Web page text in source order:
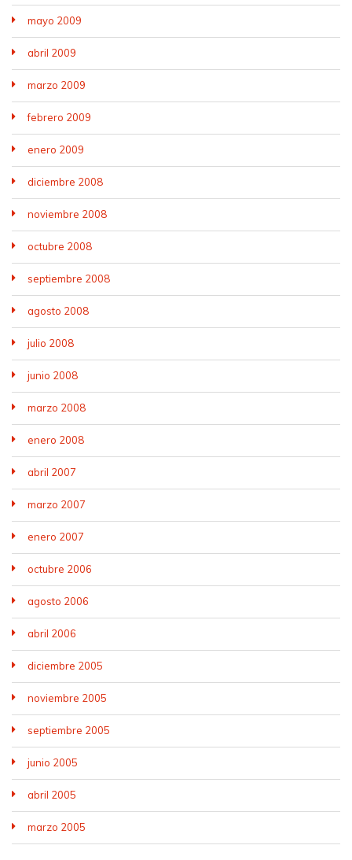
mayo 2009
abril 2009
marzo 2009
febrero 2009
enero 2009
diciembre 2008
noviembre 2008
octubre 2008
septiembre 2008
agosto 2008
julio 2008
junio 2008
marzo 2008
enero 2008
abril 2007
marzo 2007
enero 2007
octubre 2006
agosto 2006
abril 2006
diciembre 2005
noviembre 2005
septiembre 2005
junio 2005
abril 2005
marzo 2005